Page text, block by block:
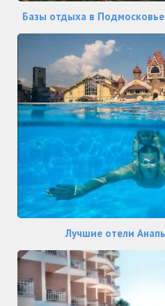
Базы отдыха в
Лучшие отели